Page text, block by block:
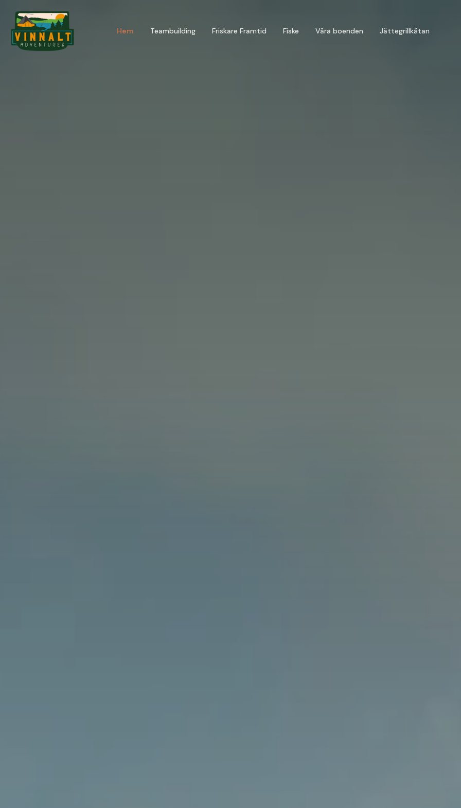
Hem Teambuilding Friskare Framtid Fiske Våra boenden Jättegrillkåtan